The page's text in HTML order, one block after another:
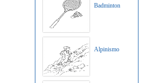
Badminton
Alpinismo